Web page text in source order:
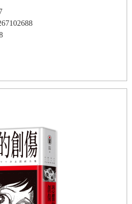
。那樣可以避免被禁售，算是處理
是這種程度的惡作劇，兔子對狸貓
不是那種一次擊倒的爽快報復。而
虐了又虐，一再玩弄，最後將牠騙
老婆婆就逃走，若因此還受到兔子
乃至最後活活淹死，似乎就有點過
有任何錯，自己在山裡悠哉玩耍
還要被煮成湯，陷入絕望的命運，
一條血路，最後走投無路下欺騙老